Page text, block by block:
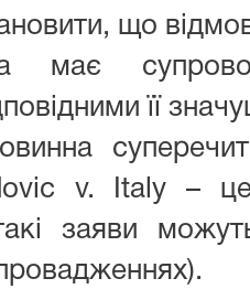
що
має
її
v. Italy –
заяви